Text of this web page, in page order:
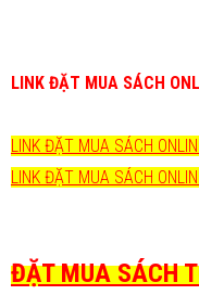
LINK ĐẶT MUA SÁCH
LINK ĐẶT MUA SÁCH
LINK ĐẶT MUA SÁCH
ĐẶT MUA SÁCH